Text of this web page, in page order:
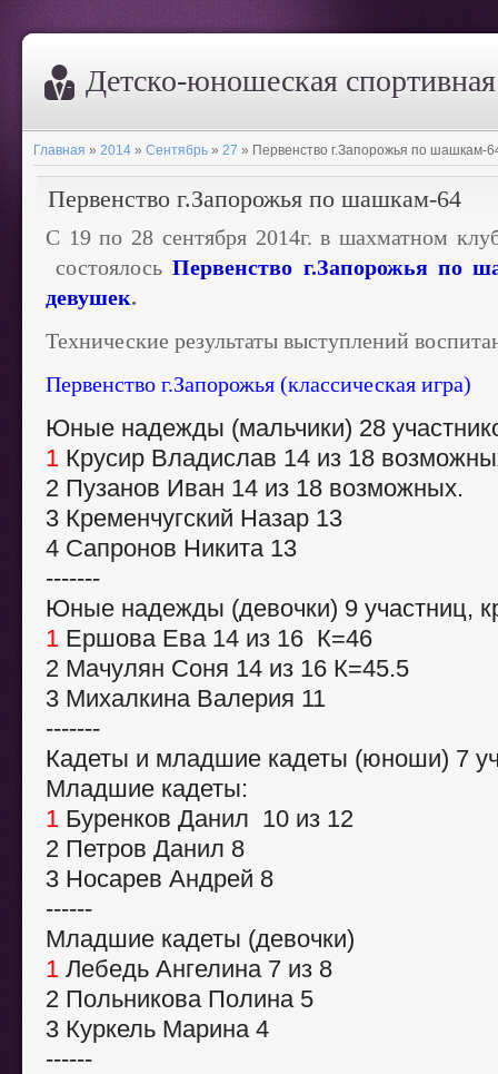
Дeтско-юношеская
Главная » 2014 » Сентябрь » 27 » Первенство г.Запорожья по шашкам-
Первенство г.Запорожья по шашкам-64
С 19 по 28 сентября 2014г. в шахматном
состоялось Первенство г.Запорожья по
девушек.
Технические результаты выступлений
Первенство г.Запорожья (классическая игра)
Юные надежды (мальчики) 28
1 Крусир Владислав 14 из 18
2 Пузанов Иван 14 из 18 возможных.
3 Кременчугский Назар 13
4 Сапронов Никита 13
-------
Юные надежды (девочки) 9 участниц,
1 Ершова Ева 14 из 16 К=46
2 Мачулян Соня 14 из 16 К=45.5
3 Михалкина Валерия 11
-------
Кадеты и младшие кадеты (юноши) 7
Младшие кадеты:
1 Буренков Данил 10 из 12
2 Петров Данил 8
3 Носарев Андрей 8
------
Младшие кадеты (девочки)
1 Лебедь Ангелина 7 из 8
2 Польникова Полина 5
3 Куркель Марина 4
------